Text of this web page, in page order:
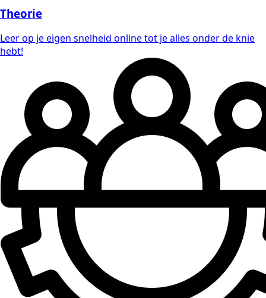
Theorie
Leer op je eigen snelheid online tot je alles onder de knie
hebt!